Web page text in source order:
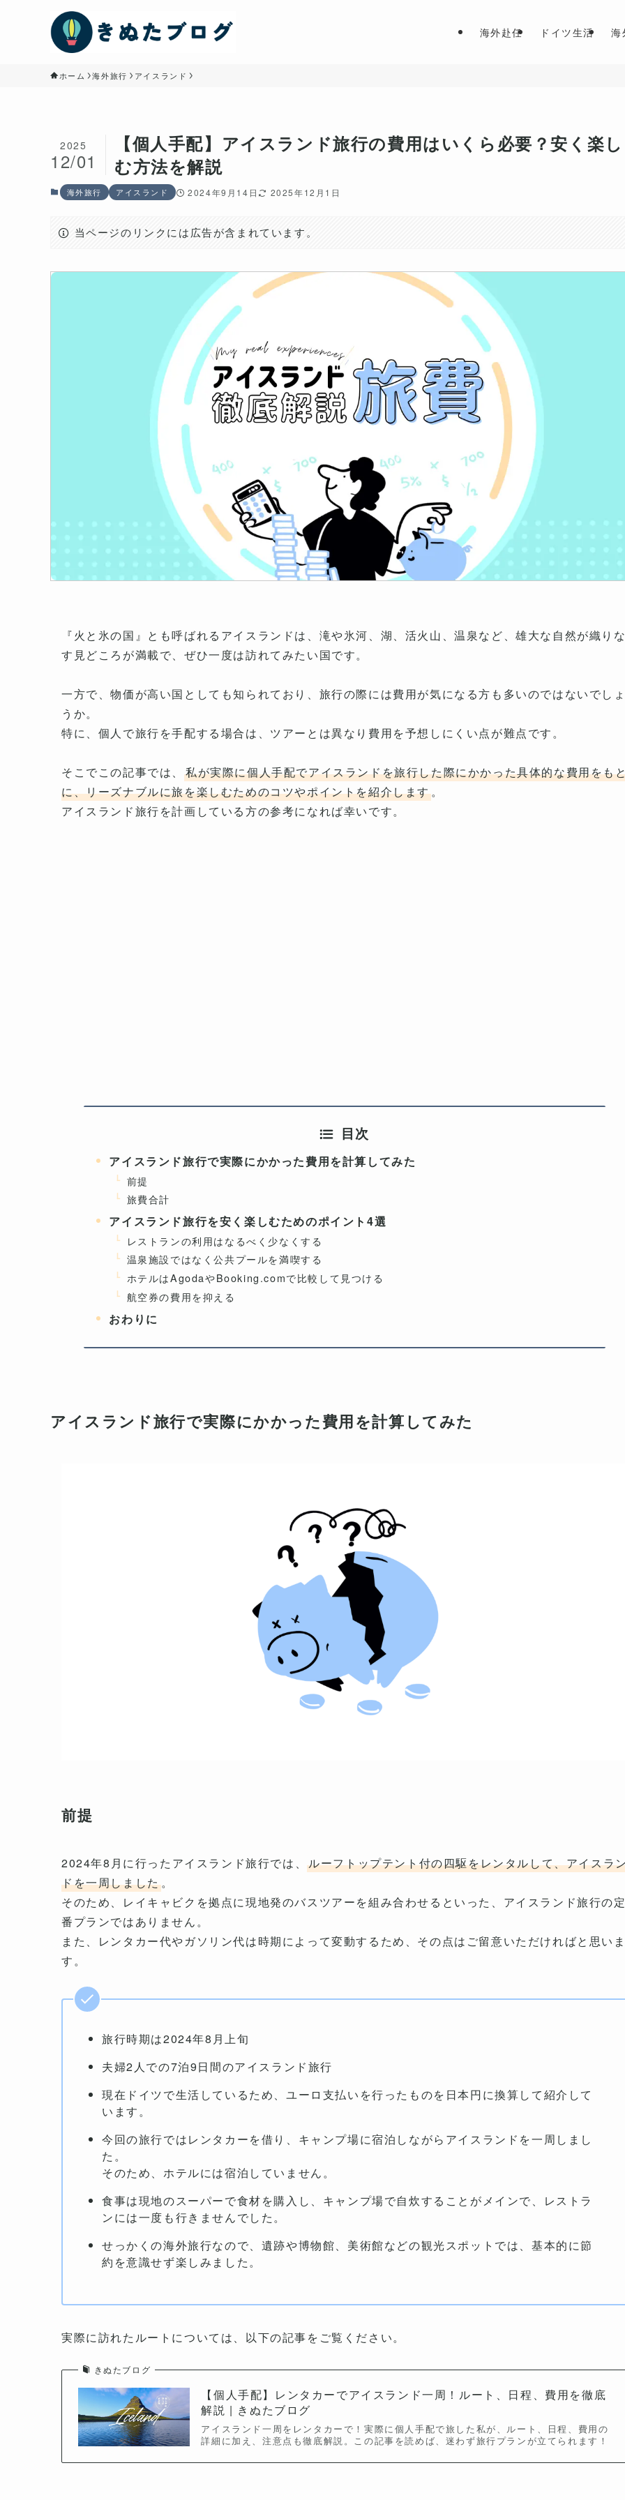
海外赴任 ドイツ生活 海
ホーム 海外旅行 アイスランド
【個人手配】アイスランド旅行の費用はいくら必要？安く楽し
む方法を解説
2025
12/01
海外旅行 アイスランド 2024年9月14日 2025年12月1日
当ページのリンクには広告が含まれています。
『火と氷の国』とも呼ばれるアイスランドは、滝や氷河、湖、活火山、温泉など、雄大な自然が織り
す見どころが満載で、ぜひ一度は訪れてみたい国です。
一方で、物価が高い国としても知られており、旅行の際には費用が気になる方も多いのではないでし
うか。
特に、個人で旅行を手配する場合は、ツアーとは異なり費用を予想しにくい点が難点です。
そこでこの記事では、 私が実際に個人手配でアイスランドを旅行した際にかかった具体的な費用をも
に、リーズナブルに旅を楽しむためのコツやポイントを紹介します。
アイスランド旅行を計画している方の参考になれば幸いです。
目次
アイスランド旅行で実際にかかった費用を計算してみた
前提
旅費合計
アイスランド旅行を安く楽しむためのポイント4選
レストランの利用はなるべく少なくする
温泉施設ではなく公共プールを満喫する
ホテルはAgodaやBooking.comで比較して見つける
航空券の費用を抑える
おわりに
アイスランド旅行で実際にかかった費用を計算してみた
前提
2024年8月に行ったアイスランド旅行では、ルーフトップテント付の四駆をレンタルして、アイスラ
ドを一周しました。
そのため、レイキャビクを拠点に現地発のバスツアーを組み合わせるといった、アイスランド旅行の
番プランではありません。
また、レンタカー代やガソリン代は時期によって変動するため、その点はご留意いただければと思い
す。
旅行時期は2024年8月上旬
夫婦2人での7泊9日間のアイスランド旅行
現在ドイツで生活しているため、ユーロ支払いを行ったものを日本円に換算して紹介して
います。
今回の旅行ではレンタカーを借り、キャンプ場に宿泊しながらアイスランドを一周しまし
た。
そのため、ホテルには宿泊していません。
食事は現地のスーパーで食材を購入し、キャンプ場で自炊することがメインで、レストラ
ンには一度も行きませんでした。
せっかくの海外旅行なので、遺跡や博物館、美術館などの観光スポットでは、基本的に節
約を意識せず楽しみました。
実際に訪れたルートについては、以下の記事をご覧ください。
きぬたブログ
【個人手配】レンタカーでアイスランド一周！ルート、日程、費用を徹底
解説 | きぬたブログ
アイスランド一周をレンタカーで！実際に個人手配で旅した私が、ルート、日程、費用の
詳細に加え、注意点も徹底解説。この記事を読めば、迷わず旅行プランが立てられます！